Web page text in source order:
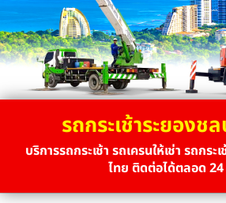
รถกระเช้าระยองช
บริการรถกระเช้า รถเครนให้เช่า รถกระ
ไทย ติดต่อได้ตลอด